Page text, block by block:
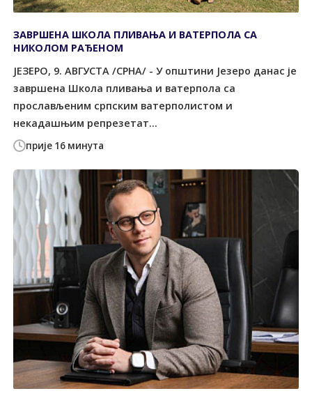
прије 16 минута
ЗАВРШЕНА ШКОЛА ПЛИВАЊА И ВАТЕРПОЛА СА
НИКОЛОМ РАЂЕНОМ
ЈЕЗЕРО, 9. АВГУСТА /СРНА/ - У општини Језеро данас је
завршена Школа пливања и ватерпола са
прослављеним српским ватерполистом и
некадашњим репрезетат...